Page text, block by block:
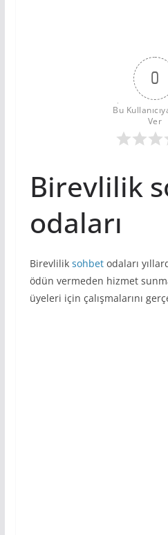
0
Bu
Ver
Birevlilik
odaları
Birevlilik sohbetodaları
ödün vermeden hizmet
üyeleri için çalışmalarını